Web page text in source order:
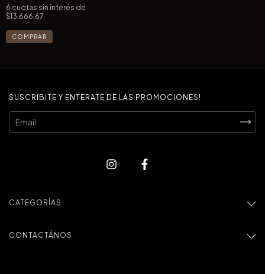
6 cuotas sin interés de
$13.666,67
SUSCRIBITE Y ENTERATE DE LAS PROMOCIONES!
CATEGORÍAS
CONTACTÁNOS